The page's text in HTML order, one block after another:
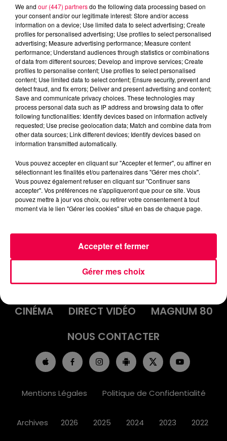
Flash infos
Crédit :Flash infos
podcasts/2022/09/2022-09-08-09-45-
34_20220908_CC.mp3
ACCUEIL INFOS
EMISSIONS
AGENDA
JEUX
PODCASTS
CINÉMA
DIRECT VIDÉO
MAGNUM 80
NOUS CONTACTER
Mentions Légales Politique de Confidentialité
Archives 2026 2025 2024 2023 2022
We and our (447) partnersdo the following data processing based on
your consent and/or our legitimate interest: Store and/or access
information on a device; Use limited data to select advertising; Create
profiles for personalised advertising; Use profiles to select personalised
advertising; Measure advertising performance; Measure content
performance; Understand audiences through statistics or combinations
of data from different sources; Develop and improve services; Create
profiles to personalise content; Use profiles to select personalised
content; Use limited data to select content; Ensure security, prevent and
detect fraud, and fix errors; Deliver and present advertising and content;
Save and communicate privacy choices. These technologies may
process personal data such as IP address and browsing data to offer
following functionalities: Identify devices based on information actively
requested; Use precise geolocation data; Match and combine data from
other data sources; Link different devices; Identify devices based on
information transmitted automatically.
Vous pouvez accepter en cliquant sur "Accepter et fermer", ou affiner en
sélectionnant les finalités et/ou partenaires dans "Gérer mes choix".
Vous pouvez également refuser en cliquant sur "Continuer sans
accepter". Vos préférences ne s'appliqueront que pour ce site. Vous
pouvez mettre à jour vos choix, ou retirer votre consentement à tout
moment via le lien "Gérer les cookies" situé en bas de chaque page.
Gérer mes choix
Accepter et fermer